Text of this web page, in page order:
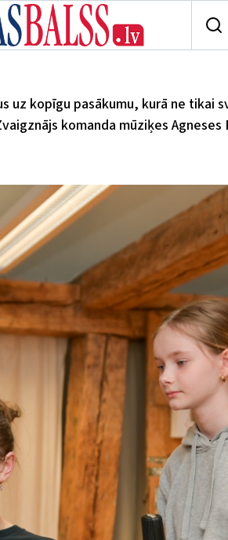
kopīgu pasākumu, kurā ne tikai
komanda mūziķes Agneses